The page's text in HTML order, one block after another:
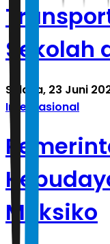
Sekolah
Selasa, 23 Juni
Internasional
Meksiko